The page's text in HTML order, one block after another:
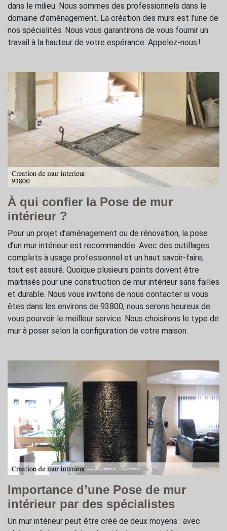
dans le milieu. Nous sommes des professionnels dans le
domaine d’aménagement. La création des murs est l’une de
nos spécialités. Nous vous garantirons de vous fournir un
travail à la hauteur de votre espérance. Appelez-nous !
À qui confier la Pose de mur
intérieur ?
Pour un projet d’aménagement ou de rénovation, la pose
d’un mur intérieur est recommandée. Avec des outillages
complets à usage professionnel et un haut savoir-faire,
tout est assuré. Quoique plusieurs points doivent être
maitrisés pour une construction de mur intérieur sans failles
et durable. Nous vous invitons de nous contacter si vous
êtes dans les environs de 93800, nous serons heureux de
vous pourvoir le meilleur service. Nous choisirons le type de
mur à poser selon la configuration de votre maison.
Importance d’une Pose de mur
intérieur par des spécialistes
Un mur intérieur peut être créé de deux moyens : avec